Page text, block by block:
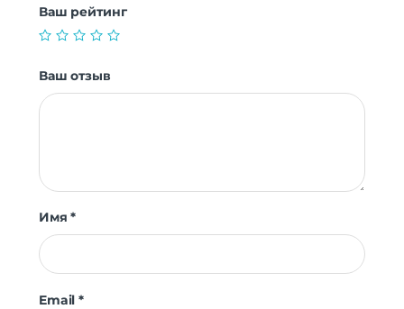
Ваш рейтинг
Ваш отзыв
Имя*
Email*